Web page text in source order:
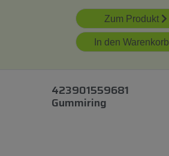
Zum Produkt
In den Warenkorb
423901559681
Gummiring